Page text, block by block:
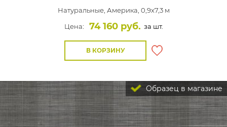
Натуральные, Америка, 0,9x7,3 м
Цена:
74 160 руб. за шт.
В КОРЗИНУ
Образец в магазине